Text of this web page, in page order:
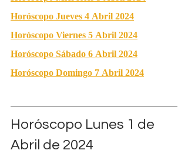
Horóscopo Jueves 4 Abril 2024
Horóscopo Viernes 5 Abril 2024
Horóscopo Sábado 6 Abril 2024
Horóscopo Domingo 7 Abril 2024
Horóscopo Lunes 1 de
Abril de 2024